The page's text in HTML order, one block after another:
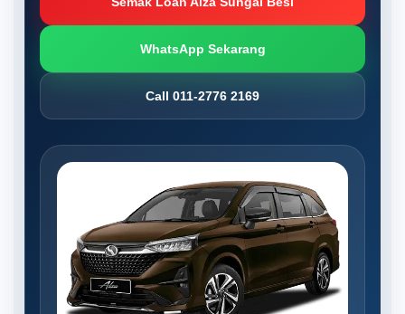
WhatsApp Sekarang
Call 011-2776 2169